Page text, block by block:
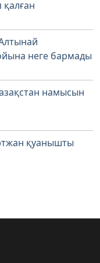
қалған
неге бармады
намысын
қуанышты